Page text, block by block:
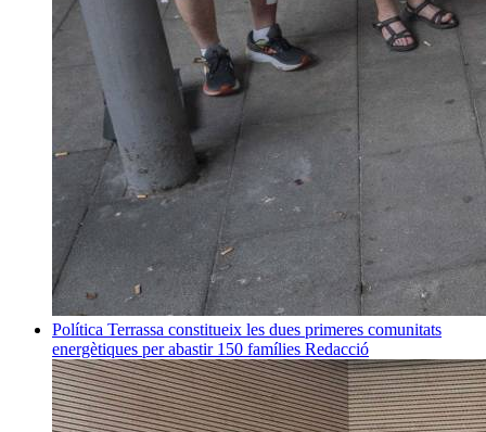
Política Terrassa constitueix les dues primeres comunitats
energètiques per abastir 150 famílies Redacció